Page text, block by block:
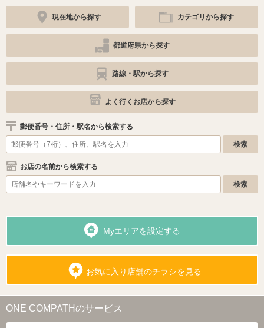
現在地から探す カテゴリから探す
都道府県から探す
路線・駅から探す
よく行くお店から探す
郵便番号・住所・駅名から検索する
お店の名前から検索する
Myエリアを設定する
お気に入り店舗のチラシを見る
ONE COMPATHのサービス